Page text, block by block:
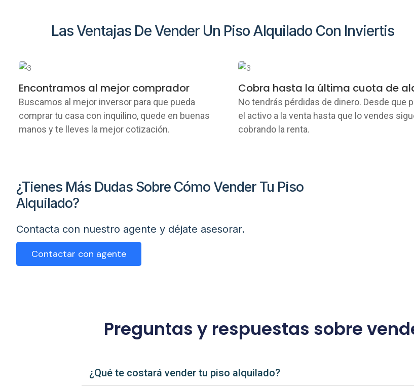
Las Ventajas De Vender Un Piso Alquilado Con Inviertis
Encontramos al mejor comprador
Buscamos al mejor inversor para que pueda
comprar tu casa con inquilino, quede en buenas
manos y te lleves la mejor cotización.
Cobra hasta la última cuota de
No tendrás pérdidas de dinero. Desde que
el activo a la venta hasta que lo vendes
cobrando la renta.
¿Tienes Más Dudas Sobre Cómo Vender Tu Piso
Alquilado?
Contacta con nuestro agente y déjate asesorar.
Contactar con agente
Preguntas y respuestas sobre
¿Qué te costará vender tu piso alquilado?